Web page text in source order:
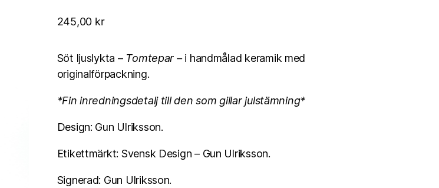
245,00 kr
Söt ljuslykta – Tomtepar –i handmålad keramik med
originalförpackning.
*Fin inredningsdetalj till den som gillar julstämning*
Design: Gun Ulriksson.
Etikettmärkt: Svensk Design – Gun Ulriksson.
Signerad: Gun Ulriksson.